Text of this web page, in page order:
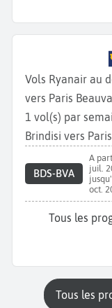
Vols Ryanair au
vers Paris
1 vol(s) par
Brindisi vers
BDS-BVA
A
juil.
oct.
Tous les programmes des vols Ryanair vers
Tous les